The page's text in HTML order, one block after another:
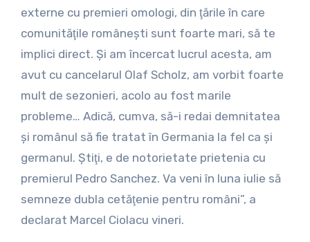
externe cu premieri omologi, din ţările în care
comunităţile româneşti sunt foarte mari, să te
implici direct. Şi am încercat lucrul acesta, am
avut cu cancelarul Olaf Scholz, am vorbit foarte
mult de sezonieri, acolo au fost marile
probleme… Adică, cumva, să-i redai demnitatea
şi românul să fie tratat în Germania la fel ca şi
germanul. Ştiţi, e de notorietate prietenia cu
premierul Pedro Sanchez. Va veni în luna iulie să
semneze dubla cetăţenie pentru români”, a
declarat Marcel Ciolacu vineri.